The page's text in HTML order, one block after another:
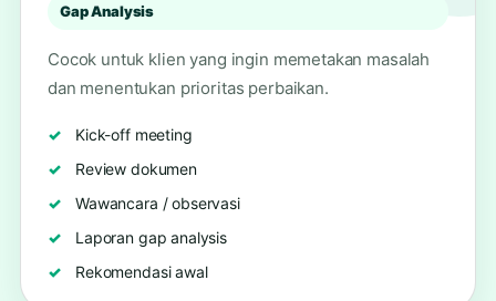
Gap Analysis
Cocok untuk klien yang ingin memetakan masalah
dan menentukan prioritas perbaikan.
Kick-off meeting
Review dokumen
Wawancara / observasi
Laporan gap analysis
Rekomendasi awal